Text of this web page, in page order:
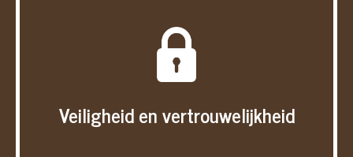
Veiligheid en vertrouwelijkheid